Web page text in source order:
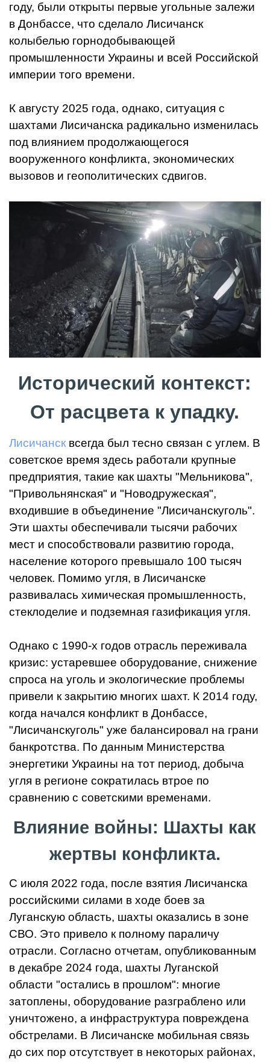
году, были открыты первые угольные залежи
в Донбассе, что сделало Лисичанск
колыбелью горнодобывающей
промышленности Украины и всей Российской
империи того времени.
К августу 2025 года, однако, ситуация с
шахтами Лисичанска радикально изменилась
под влиянием продолжающегося
вооруженного конфликта, экономических
вызовов и геополитических сдвигов.
Исторический контекст:
От расцвета к упадку.
Лисичанск всегда был тесно связан с углем. В
советское время здесь работали крупные
предприятия, такие как шахты "Мельникова",
"Привольнянская" и "Новодружеская",
входившие в объединение "Лисичанскуголь".
Эти шахты обеспечивали тысячи рабочих
мест и способствовали развитию города,
население которого превышало 100 тысяч
человек. Помимо угля, в Лисичанске
развивалась химическая промышленность,
стеклоделие и подземная газификация угля.
Однако с 1990-х годов отрасль переживала
кризис: устаревшее оборудование, снижение
спроса на уголь и экологические проблемы
привели к закрытию многих шахт. К 2014 году,
когда начался конфликт в Донбассе,
"Лисичанскуголь" уже балансировал на грани
банкротства. По данным Министерства
энергетики Украины на тот период, добыча
угля в регионе сократилась втрое по
сравнению с советскими временами.
Влияние войны: Шахты как
жертвы конфликта.
С июля 2022 года, после взятия Лисичанска
российскими силами в ходе боев за
Луганскую область, шахты оказались в зоне
СВО. Это привело к полному параличу
отрасли. Согласно отчетам, опубликованным
в декабре 2024 года, шахты Луганской
области "остались в прошлом": многие
затоплены, оборудование разграблено или
уничтожено, а инфраструктура повреждена
обстрелами. В Лисичанске мобильная связь
до сих пор отсутствует в некоторых районах,